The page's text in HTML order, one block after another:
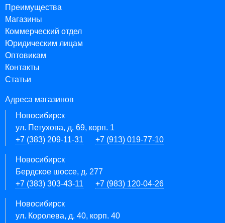
Преимущества
Магазины
Коммерческий отдел
Юридическим лицам
Оптовикам
Контакты
Статьи
Адреса магазинов
Новосибирск
ул. Петухова, д. 69, корп. 1
+7 (383) 209-11-31
+7 (913) 019-77-10
Новосибирск
Бердское шоссе, д. 277
+7 (383) 303-43-11
+7 (983) 120-04-26
Новосибирск
ул. Королева, д. 40, корп. 40